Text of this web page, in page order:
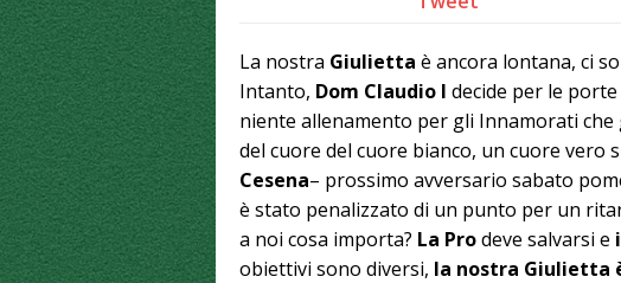
La nostra Giulietta è ancora lontana, ci
Intanto, Dom Claudio I decide per le
niente allenamento per gli Innamorati
del cuore del cuore bianco, un cuore vero
Cesena– prossimo avversario sabato
è stato penalizzato di un punto per un
a noi cosa importa? La Prodeve salvarsi e
obiettivi sono diversi, la nostra Giulietta